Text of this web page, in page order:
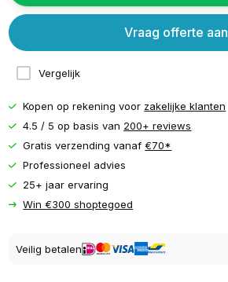
Vergelijk
Vraag offerte aan
Kopen op rekening voor zakelijke klanten
4.5 / 5 op basis van 200+ reviews
Gratis verzending vanaf€70*
Professioneel advies
25+ jaar ervaring
Win €300 shoptegoed
Veilig betalen